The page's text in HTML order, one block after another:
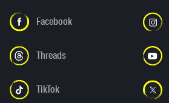
Facebook
Threads
TikTok